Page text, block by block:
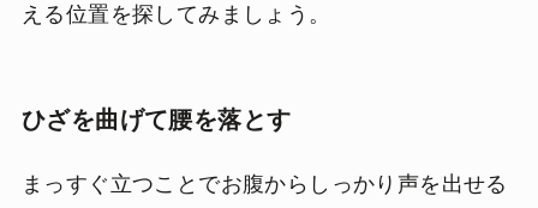
える位置を探してみましょう。
ひざを曲げて腰を落とす
まっすぐ立つことでお腹からしっかり声を出せる